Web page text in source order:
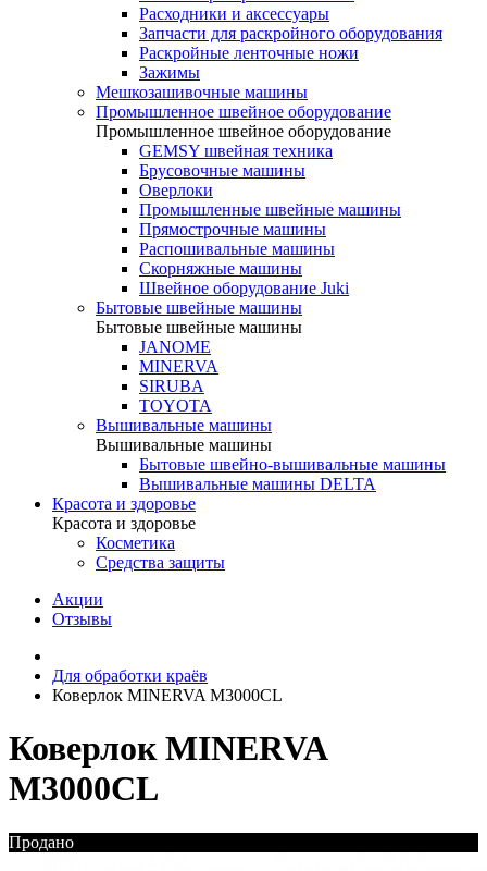
Расходники и аксессуары
Запчасти для раскройного оборудования
Раскройные ленточные ножи
Зажимы
Мешкозашивочные машины
Промышленное швейное оборудование
Промышленное швейное оборудование
GEMSY швейная техника
Брусовочные машины
Оверлоки
Промышленные швейные машины
Прямострочные машины
Распошивальные машины
Скорняжные машины
Швейное оборудование Juki
Бытовые швейные машины
Бытовые швейные машины
JANOME
MINERVA
SIRUBA
TOYOTA
Вышивальные машины
Вышивальные машины
Бытовые швейно-вышивальные машины
Вышивальные машины DELTA
Красота и здоровье
Красота и здоровье
Косметика
Средства защиты
Акции
Отзывы
Для обработки краёв
Коверлок MINERVA M3000CL
Коверлок MINERVA
M3000CL
Продано